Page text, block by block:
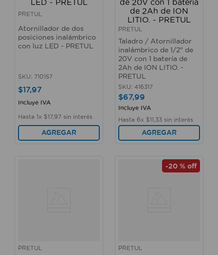
PRETUL
Atornillador de dos
posiciones inalámbrico
con luz LED - PRETUL
SKU: 710157
$17,97
Incluye IVA
Hasta 1x $17, 97 sin interés
AGREGAR
PRETUL
Taladro / Atornillador
inalámbrico de 1/2" de
20V con 1 batería de
2Ah de ION LITIO. -
PRETUL
SKU: 416317
$67,99
Incluye IVA
Hasta 6x $11 33 sin interés
AGREGAR
PRETUL
-20 % off
PRETUL